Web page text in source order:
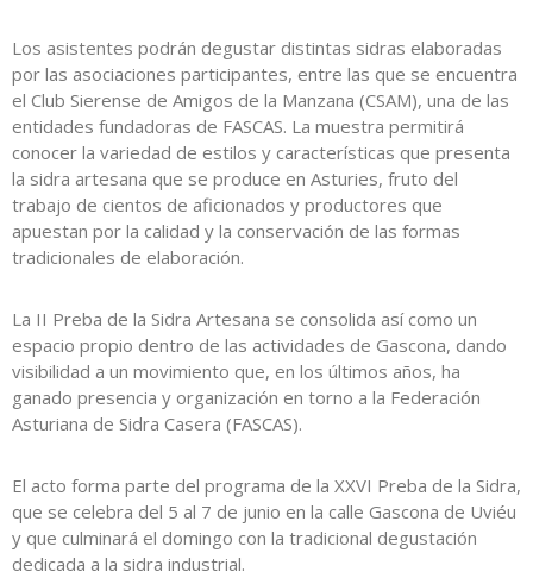
Los asistentes podrán degustar distintas sidras elaboradas
por las asociaciones participantes, entre las que se encuentra
el Club Sierense de Amigos de la Manzana (CSAM), una de las
entidades fundadoras de FASCAS. La muestra permitirá
conocer la variedad de estilos y características que presenta
la sidra artesana que se produce en Asturies, fruto del
trabajo de cientos de aficionados y productores que
apuestan por la calidad y la conservación de las formas
tradicionales de elaboración.
La II Preba de la Sidra Artesana se consolida así como un
espacio propio dentro de las actividades de Gascona, dando
visibilidad a un movimiento que, en los últimos años, ha
ganado presencia y organización en torno a la Federación
Asturiana de Sidra Casera (FASCAS).
El acto forma parte del programa de la XXVI Preba de la Sidra,
que se celebra del 5 al 7 de junio en la calle Gascona de Uviéu
y que culminará el domingo con la tradicional degustación
dedicada a la sidra industrial.